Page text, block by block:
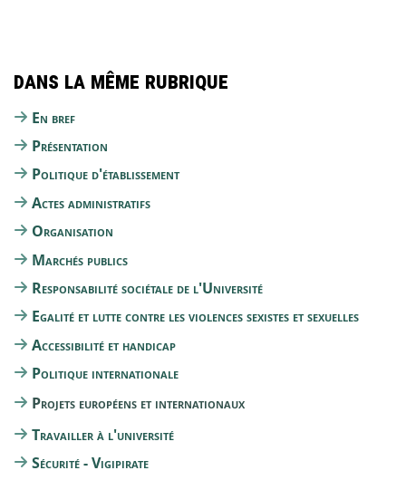
Dans la même rubrique
En bref
Présentation
Politique d'établissement
Actes administratifs
Organisation
Marchés publics
Responsabilité sociétale de l'Université
Egalité et lutte contre les violences sexistes et sexuelles
Accessibilité et handicap
Politique internationale
Projets européens et internationaux
Travailler à l'université
Sécurité - Vigipirate